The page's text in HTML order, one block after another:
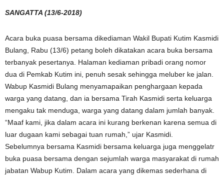
SANGATTA (13/6-2018)
Acara buka puasa bersama dikediaman Wakil Bupati Kutim Kasmidi
Bulang, Rabu (13/6) petang boleh dikatakan acara buka bersama
terbanyak pesertanya. Halaman kediaman pribadi orang nomor
dua di Pemkab Kutim ini, penuh sesak sehingga meluber ke jalan.
Wabup Kasmidi Bulang menyamapaikan penghargaan kepada
warga yang datang, dan ia bersama Tirah Kasmidi serta keluarga
mengaku tak menduga, warga yang datang dalam jumlah banyak.
“Maaf kami, jika dalam acara ini kurang berkenan karena semua di
luar dugaan kami sebagai tuan rumah,” ujar Kasmidi.
Sebelumnya bersama Kasmidi bersama keluarga juga menggelatr
buka puasa bersama dengan sejumlah warga masyarakat di rumah
jabatan Wabup Kutim. Dalam acara yang dikemas sederhana di